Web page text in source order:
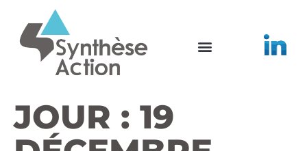
JOUR : 19